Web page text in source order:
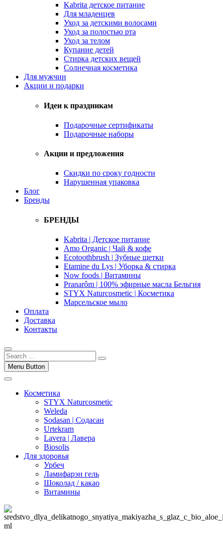
Kabrita детское питание
Для младенцев
Уход за детскими волосами
Уход за полостью рта
Уход за телом
Купание детей
Стирка детских вещей
Солнечная косметика
Для мужчин
Акции и подарки
Идеи к праздникам
Подарочные сертификаты
Подарочные наборы
Акции и предложения
Скидки по сроку годности
Нарушенная упаковка
Блог
Бренды
БРЕНДЫ
Kabrita | Детское питание
Amo Organic | Чай & кофе
Ecotoothbrush | Зубные щетки
Etamine du Lys | Уборка & стирка
Now foods | Витамины
Pranarôm | 100% эфирные масла Бельгия
STYX Naturcosmetic | Косметика
Марсельское мыло
Оплата
Доставка
Контакты
Menu Button
Косметика
STYX Naturcosmetic
Weleda
Sodasan | Содасан
Urtekram
Lavera | Лавера
Biosolis
Для здоровья
Урбеч
Ламифарэн гель
Шоколад / какао
Витамины